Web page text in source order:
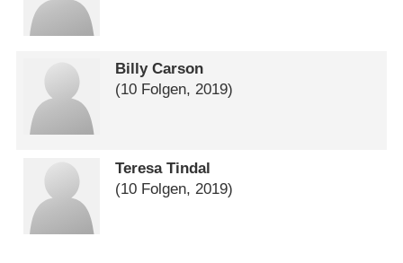
Billy Carson
(10 Folgen, 2019)
Teresa Tindal
(10 Folgen, 2019)